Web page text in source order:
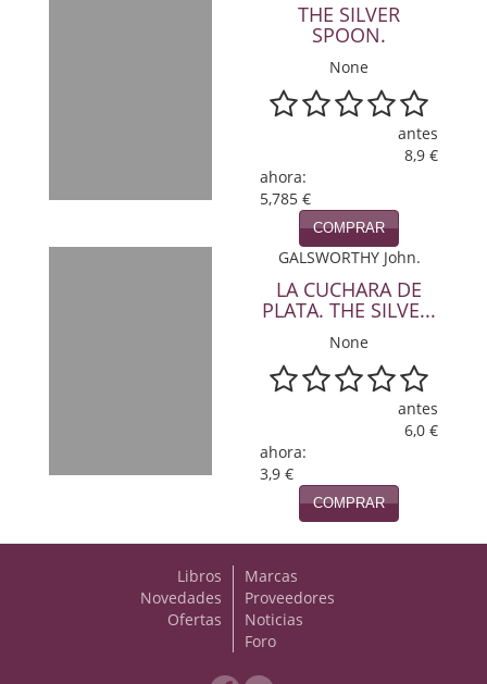
THE SILVER
SPOON.
None
antes
8,9 €
ahora:
5,785 €
COMPRAR
GALSWORTHY John.
LA CUCHARA DE
PLATA. THE SILVE...
None
antes
6,0 €
ahora:
3,9 €
COMPRAR
Libros
Novedades
Ofertas
Marcas
Proveedores
Noticias
Foro